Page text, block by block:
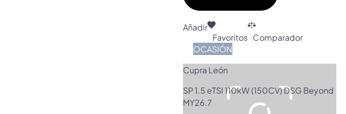
Añadir
Favoritos Comparador
OCASIÓN
Cupra León
SP 1.5 eTSI 110kW (150CV) DSG Beyond
MY26.7